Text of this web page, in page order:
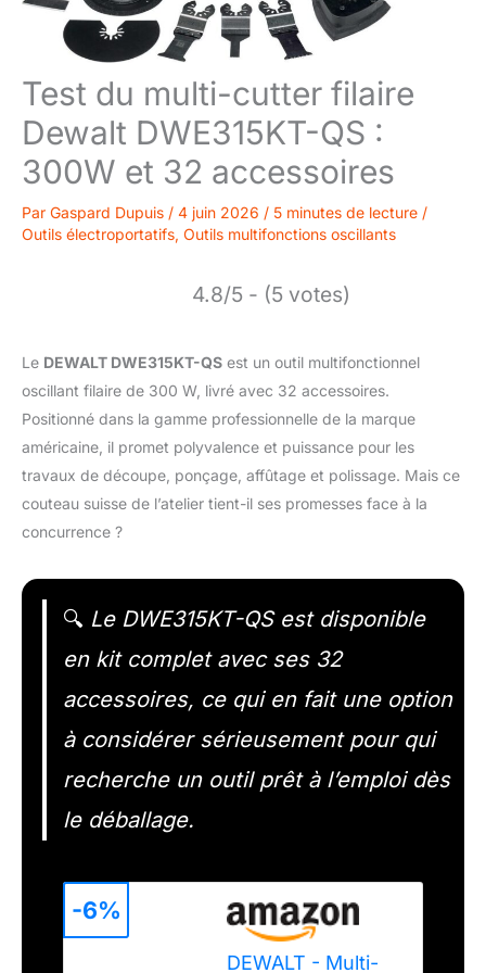
Test du multi-cutter filaire
Dewalt DWE315KT-QS :
300W et 32 accessoires
Par Gaspard Dupuis / 4 juin 2026 / 5 minutes de lecture /
Outils électroportatifs, Outils multifonctions oscillants
4.8/5 - (5 votes)
Le DEWALT DWE315KT-QS est un outil multifonctionnel
oscillant filaire de 300 W, livré avec 32 accessoires.
Positionné dans la gamme professionnelle de la marque
américaine, il promet polyvalence et puissance pour les
travaux de découpe, ponçage, affûtage et polissage. Mais ce
couteau suisse de l’atelier tient-il ses promesses face à la
concurrence ?
🔍 Le DWE315KT-QS est disponible
en kit complet avec ses 32
accessoires, ce qui en fait une option
à considérer sérieusement pour qui
recherche un outil prêt à l’emploi dès
le déballage.
DEWALT - Multi-
-6%